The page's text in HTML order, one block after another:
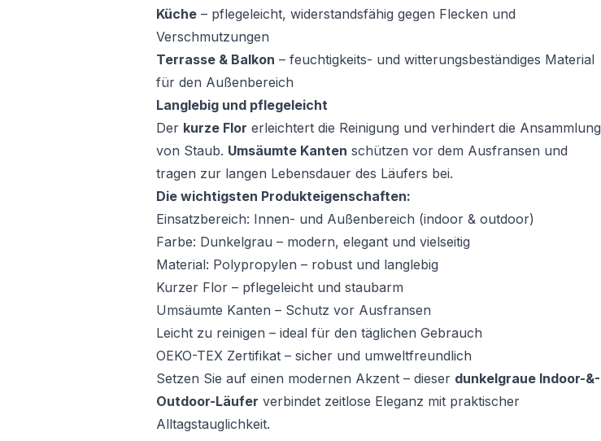
Küche – pflegeleicht, widerstandsfähig gegen Flecken und
Verschmutzungen
Terrasse & Balkon – feuchtigkeits- und witterungsbeständiges Material
für den Außenbereich
Langlebig und pflegeleicht
Der kurze Flor erleichtert die Reinigung und verhindert die Ansammlung
von Staub. Umsäumte Kanten schützen vor dem Ausfransen und
tragen zur langen Lebensdauer des Läufers bei.
Die wichtigsten Produkteigenschaften:
Einsatzbereich: Innen- und Außenbereich (indoor & outdoor)
Farbe: Dunkelgrau – modern, elegant und vielseitig
Material: Polypropylen – robust und langlebig
Kurzer Flor – pflegeleicht und staubarm
Umsäumte Kanten – Schutz vor Ausfransen
Leicht zu reinigen – ideal für den täglichen Gebrauch
OEKO-TEX Zertifikat – sicher und umweltfreundlich
Setzen Sie auf einen modernen Akzent – dieser dunkelgraue Indoor-&-
Outdoor-Läufer verbindet zeitlose Eleganz mit praktischer
Alltagstauglichkeit.